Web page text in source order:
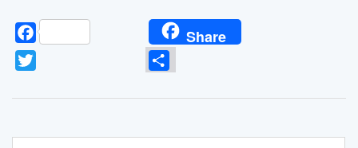
Facebook Share
Partager